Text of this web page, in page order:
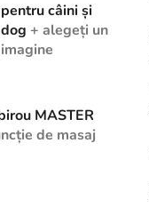
câini și
+ alegeți un
MASTER
de masaj